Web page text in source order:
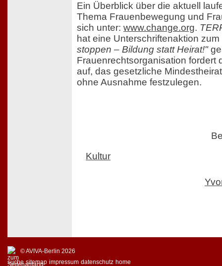
Ein Überblick über die aktuell
Thema Frauenbewegung und
sich unter: www.change.org.
hat eine Unterschriftenaktion
stoppen – Bildung statt Heirat!"
Frauenrechtsorganisation fordert
auf, das gesetzliche
ohne Ausnahme festzulegen.
Kultur
© AVIVA-Berlin 2026
suche sitemap impressum datenschutz home